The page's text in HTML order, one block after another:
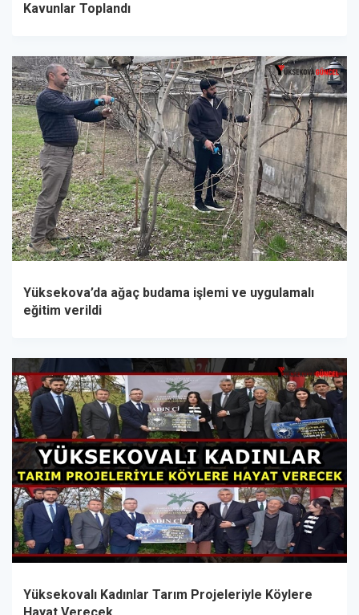
Kavunlar Toplandı
Yüksekova’da ağaç budama işlemi ve uygulamalı
eğitim verildi
Yüksekovalı Kadınlar Tarım Projeleriyle Köylere